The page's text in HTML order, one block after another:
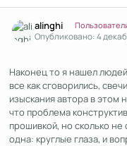
alinghi
Опубликовано:4
Наконец то я нашел
все как сговорились,
изыскания автора в этом
что проблема
прошивкой, но сколько
одна: круглые глаза, и